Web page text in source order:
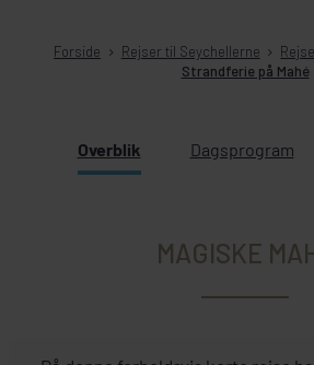
Forside Rejser til Seychellerne
Strandferie på Mahé
Overblik Dagsprogram
MAGISKE